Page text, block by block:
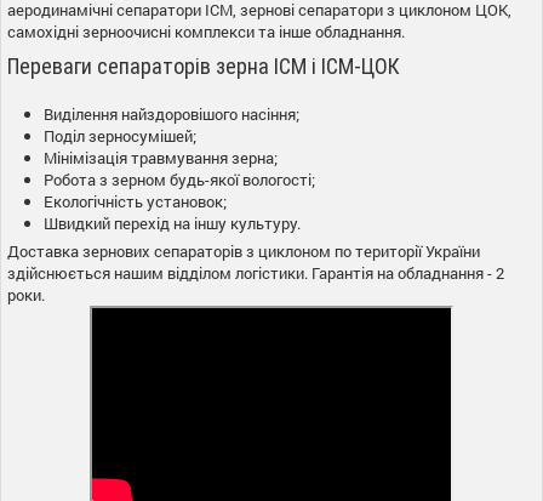
аеродинамічні сепаратори ІСМ, зернові сепаратори з циклоном ЦОК,
самохідні зерноочисні комплекси та інше обладнання.
Переваги сепараторів зерна ІСМ і ІСМ-ЦОК
Виділення найздоровішого насіння;
Поділ зерносумішей;
Мінімізація травмування зерна;
Робота з зерном будь-якої вологості;
Екологічність установок;
Швидкий перехід на іншу культуру.
Доставка зернових сепараторів з циклоном по території України
здійснюється нашим відділом логістики. Гарантія на обладнання - 2
роки.